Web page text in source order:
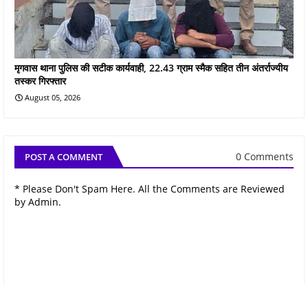
मृगवास थाना पुलिस की सटीक कार्यवाही, 22.43 ग्राम स्मैक सहित तीन अंतर्राज्यीय
तस्कर गिरफ्तार
August 05, 2026
POST A COMMENT 0 Comments
* Please Don't Spam Here. All the Comments are Reviewed
by Admin.